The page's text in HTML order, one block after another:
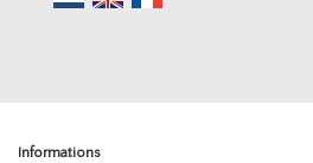
Informations